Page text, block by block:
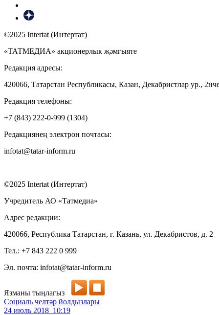
©2025 Intertat (Интертат)
«ТАТМЕДИА» акционерлык җәмгыяте
Редакция адресы:
420066, Татарстан Республикасы, Казан, Декабристлар ур.,
Редакция телефоны:
+7 (843) 222-0-999 (1304)
Редакциянең электрон почтасы:
infotat@tatar-inform.ru
©2025 Intertat (Интертат)
Учредитель АО «Татмедиа»
Адрес редакции:
420066, Республика Татарстан, г. Казань, ул. Декабристов, д. 2
Тел.: +7 843 222 0 999
Эл. почта: infotat@tatar-inform.ru
Язманы тыңлагыз
Социаль челтәр йолдызлары
24 июль 2018 10:19